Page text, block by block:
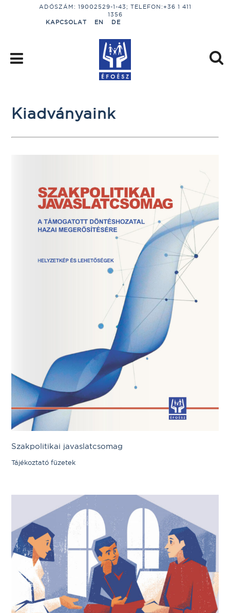
ADÓSZÁM: 19002529-1-43; TELEFON:+36 1 411
1356
KAPCSOLAT
EN DE
Kiadványaink
Szakpolitikai javaslatcsomag
Tájékoztató füzetek